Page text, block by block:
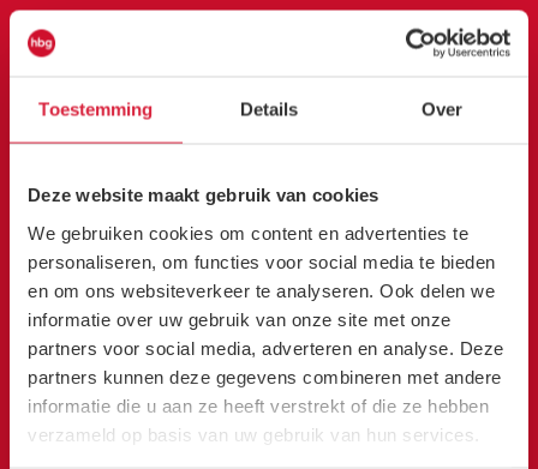
Toestemming Details Over
Deze website maakt gebruik van cookies
We gebruiken cookies om content en advertenties te
personaliseren, om functies voor social media te bieden
en om ons websiteverkeer te analyseren. Ook delen we
informatie over uw gebruik van onze site met onze
partners voor social media, adverteren en analyse. Deze
partners kunnen deze gegevens combineren met andere
informatie die u aan ze heeft verstrekt of die ze hebben
verzameld op basis van uw gebruik van hun services.
Onze showroom bezoeken? Maak dan
eerst een afspraak.
0180 482 345
info@hetbeeldgebouw.nl
Klantenservice
Contactpagina HBG
Over Het Beeldgebouw
Bestanden aanleveren